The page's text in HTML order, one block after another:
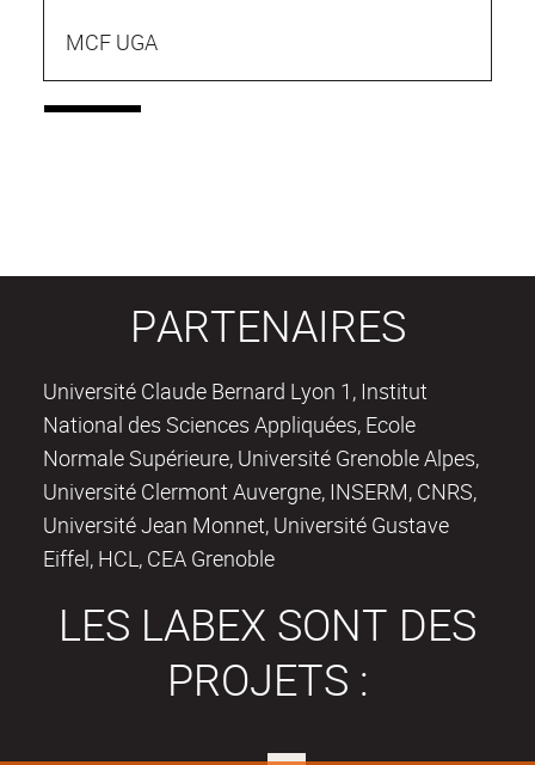
MCF UGA
PARTENAIRES
Université Claude Bernard Lyon 1, Institut
National des Sciences Appliquées, Ecole
Normale Supérieure, Université Grenoble Alpes,
Université Clermont Auvergne, INSERM, CNRS,
Université Jean Monnet, Université Gustave
Eiffel, HCL, CEA Grenoble
LES LABEX SONT DES
PROJETS :